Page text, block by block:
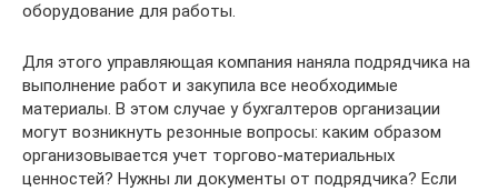
оборудование для работы.
Для этого управляющая компания наняла подрядчика на
выполнение работ и закупила все необходимые
материалы. В этом случае у бухгалтеров организации
могут возникнуть резонные вопросы: каким образом
организовывается учет торгово-материальных
ценностей? Нужны ли документы от подрядчика? Если